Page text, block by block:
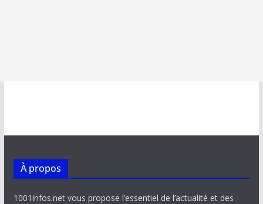
À propos
1001infos.net vous propose l’essentiel de l’actualité et des